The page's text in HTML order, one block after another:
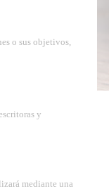
o sus objetivos,
y
mediante una